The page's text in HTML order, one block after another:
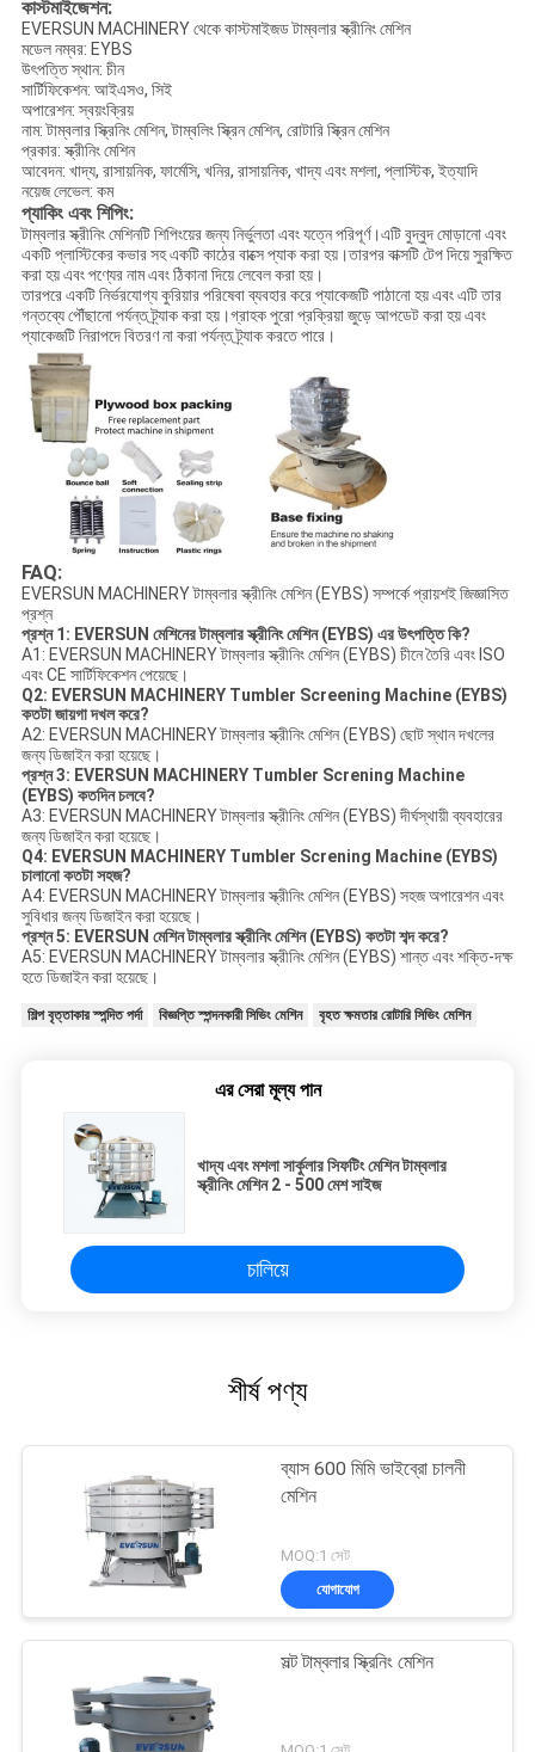
কাস্টমাইজেশন:
EVERSUN MACHINERY থেকে কাস্টমাইজড টাম্বলার স্ক্রীনিং মেশিন
মডেল নম্বর: EYBS
উৎপত্তি স্থান: চীন
সার্টিফিকেশন: আইএসও, সিই
অপারেশন: স্বয়ংক্রিয়
নাম: টাম্বলার স্ক্রিনিং মেশিন, টাম্বলিং স্ক্রিন মেশিন, রোটারি স্ক্রিন মেশিন
প্রকার: স্ক্রীনিং মেশিন
আবেদন: খাদ্য, রাসায়নিক, ফার্মেসি, খনির, রাসায়নিক, খাদ্য এবং মশলা, প্লাস্টিক, ইত্যাদি
নয়েজ লেভেল: কম
প্যাকিং এবং শিপিং:
টাম্বলার স্ক্রীনিং মেশিনটি শিপিংয়ের জন্য নির্ভুলতা এবং যত্নে পরিপূর্ণ।এটি বুদ্বুদ মোড়ানো এবং
একটি প্লাস্টিকের কভার সহ একটি কাঠের বাক্সে প্যাক করা হয়।তারপর বাক্সটি টেপ দিয়ে সুরক্ষিত
করা হয় এবং পণ্যের নাম এবং ঠিকানা দিয়ে লেবেল করা হয়।
তারপরে একটি নির্ভরযোগ্য কুরিয়ার পরিষেবা ব্যবহার করে প্যাকেজটি পাঠানো হয় এবং এটি তার
গন্তব্যে পৌঁছানো পর্যন্ত ট্র্যাক করা হয়।গ্রাহক পুরো প্রক্রিয়া জুড়ে আপডেট করা হয় এবং
প্যাকেজটি নিরাপদে বিতরণ না করা পর্যন্ত ট্র্যাক করতে পারে।
FAQ:
EVERSUN MACHINERY টাম্বলার স্ক্রীনিং মেশিন (EYBS) সম্পর্কে প্রায়শই জিজ্ঞাসিত
প্রশ্ন
প্রশ্ন 1: EVERSUN মেশিনের টাম্বলার স্ক্রীনিং মেশিন (EYBS) এর উৎপত্তি কি?
A1: EVERSUN MACHINERY টাম্বলার স্ক্রীনিং মেশিন (EYBS) চীনে তৈরি এবং ISO
এবং CE সার্টিফিকেশন পেয়েছে।
Q2: EVERSUN MACHINERY Tumbler Screening Machine (EYBS)
কতটা জায়গা দখল করে?
A2: EVERSUN MACHINERY টাম্বলার স্ক্রীনিং মেশিন (EYBS) ছোট স্থান দখলের
জন্য ডিজাইন করা হয়েছে।
প্রশ্ন 3: EVERSUN MACHINERY Tumbler Screning Machine
(EYBS) কতদিন চলবে?
A3: EVERSUN MACHINERY টাম্বলার স্ক্রীনিং মেশিন (EYBS) দীর্ঘস্থায়ী ব্যবহারের
জন্য ডিজাইন করা হয়েছে।
Q4: EVERSUN MACHINERY Tumbler Screning Machine (EYBS)
চালানো কতটা সহজ?
A4: EVERSUN MACHINERY টাম্বলার স্ক্রীনিং মেশিন (EYBS) সহজ অপারেশন এবং
সুবিধার জন্য ডিজাইন করা হয়েছে।
প্রশ্ন 5: EVERSUN মেশিন টাম্বলার স্ক্রীনিং মেশিন (EYBS) কতটা শব্দ করে?
A5: EVERSUN MACHINERY টাম্বলার স্ক্রীনিং মেশিন (EYBS) শান্ত এবং শক্তি-দক্ষ
হতে ডিজাইন করা হয়েছে।
শিল্প বৃত্তাকার স্পন্দিত পর্দা বিজ্ঞপ্তি স্পন্দনকারী সিভিং মেশিন বৃহত ক্ষমতার রোটারি সিভিং মেশিন
এর সেরা মূল্য পান
খাদ্য এবং মশলা সার্কুলার সিফটিং মেশিন টাম্বলার
স্ক্রীনিং মেশিন 2 - 500 মেশ সাইজ
চালিয়ে
শীর্ষ পণ্য
ব্যাস 600 মিমি ভাইব্রো চালনী
মেশিন
MOQ:1 সেট
যোগাযোগ
সল্ট টাম্বলার স্ক্রিনিং মেশিন